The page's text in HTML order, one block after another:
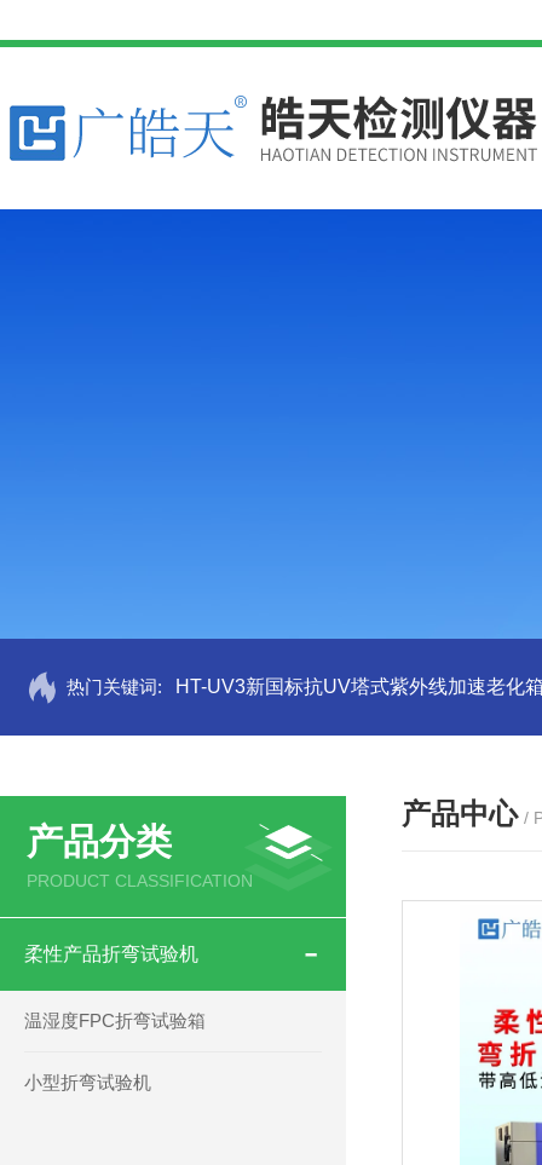
热门关键词: HT-UV3新国标抗UV塔式紫外线加速老化
产品分类
PRODUCT CLASSIFICATION
柔性产品折弯试验机
温湿度FPC折弯试验箱
小型折弯试验机
产品中心 /